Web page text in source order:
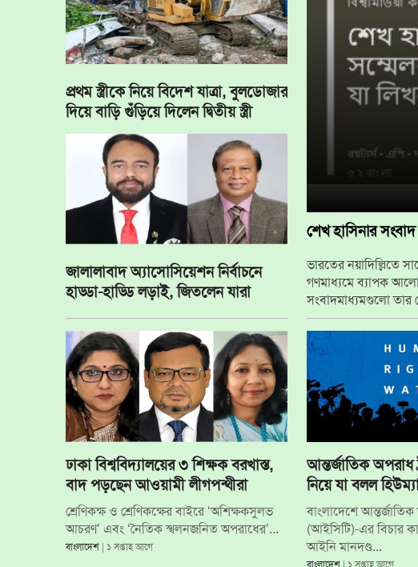
শেখ হাসিনার সংবাদ
ভারতের নয়াদিল্লিতে
গণমাধ্যমে ব্যাপক
সংবাদমাধ্যমগুলো তার
বাংলাদেশ সরকারের
প্রথম স্ত্রীকে নিয়ে বিদেশ যাত্রা, বুলডোজার
দিয়ে বাড়ি গুঁড়িয়ে দিলেন দ্বিতীয় স্ত্রী
জালালাবাদ অ্যাসোসিয়েশন নির্বাচনে
হাড্ডা-হাড্ডি লড়াই, জিতলেন যারা
ঢাকা বিশ্ববিদ্যালয়ের ৩ শিক্ষক বরখাস্ত,
বাদ পড়ছেন আওয়ামী লীগপন্থীরা
শ্রেণিকক্ষ ও শ্রেণিকক্ষের বাইরে ‘অশিক্ষকসুলভ
আচরণ’ এবং ‘নৈতিক স্খলনজনিত অপরাধের’...
বাংলাদেশ | ১ সপ্তাহ আগে
আন্তর্জাতিক অপরাধ
নিয়ে যা বলল
বাংলাদেশে
(আইসিটি)-এর বিচার
আইনি মানদণ্ড...